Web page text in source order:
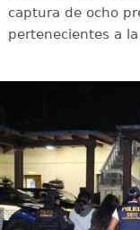
captura de ocho
pertenecientes a